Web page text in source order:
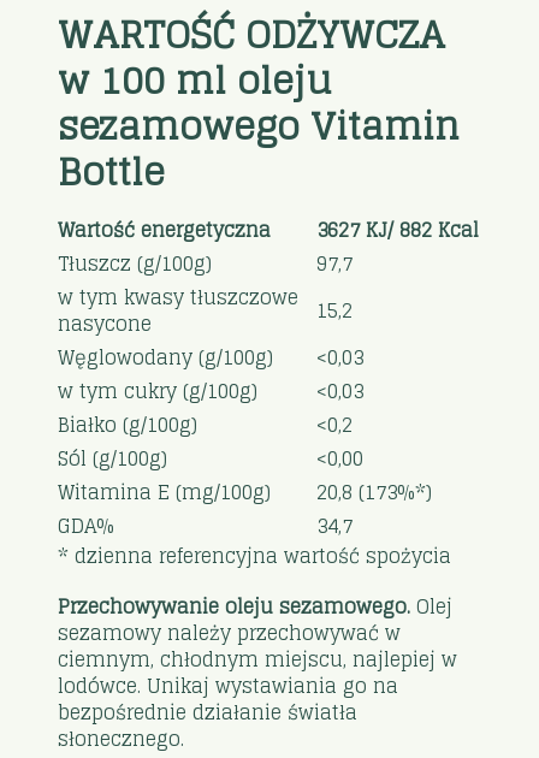
WARTOŚĆ ODŻYWCZA
w 100 ml oleju
sezamowego Vitamin
Bottle
Wartość energetyczna
3627 KJ/ 882 Kcal
Tłuszcz (g/100g)
97,7
w tym kwasy tłuszczowe
nasycone
15,2
Węglowodany (g/100g)
<0,03
w tym cukry (g/100g)
<0,03
Białko (g/100g)
<0,2
Sól (g/100g)
<0,00
Witamina E (mg/100g)
20,8 (173%*)
GDA%
34,7
* dzienna referencyjna wartość spożycia
Przechowywanie oleju sezamowego.Olej
sezamowy należy przechowywać w
ciemnym, chłodnym miejscu, najlepiej w
lodówce. Unikaj wystawiania go na
bezpośrednie działanie światła
słonecznego.